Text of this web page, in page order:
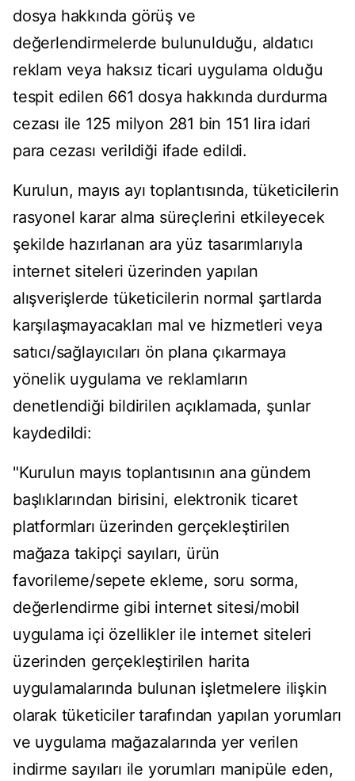
dosya hakkında görüş ve
değerlendirmelerde bulunulduğu, aldatıcı
reklam veya haksız ticari uygulama olduğu
tespit edilen 661 dosya hakkında durdurma
cezası ile 125 milyon 281 bin 151 lira idari
para cezası verildiği ifade edildi.
Kurulun, mayıs ayı toplantısında, tüketicilerin
rasyonel karar alma süreçlerini etkileyecek
şekilde hazırlanan ara yüz tasarımlarıyla
internet siteleri üzerinden yapılan
alışverişlerde tüketicilerin normal şartlarda
karşılaşmayacakları mal ve hizmetleri veya
satıcı/sağlayıcıları ön plana çıkarmaya
yönelik uygulama ve reklamların
denetlendiği bildirilen açıklamada, şunlar
kaydedildi:
"Kurulun mayıs toplantısının ana gündem
başlıklarından birisini, elektronik ticaret
platformları üzerinden gerçekleştirilen
mağaza takipçi sayıları, ürün
favorileme/sepete ekleme, soru sorma,
değerlendirme gibi internet sitesi/mobil
uygulama içi özellikler ile internet siteleri
üzerinden gerçekleştirilen harita
uygulamalarında bulunan işletmelere ilişkin
olarak tüketiciler tarafından yapılan yorumları
ve uygulama mağazalarında yer verilen
indirme sayıları ile yorumları manipüle eden,